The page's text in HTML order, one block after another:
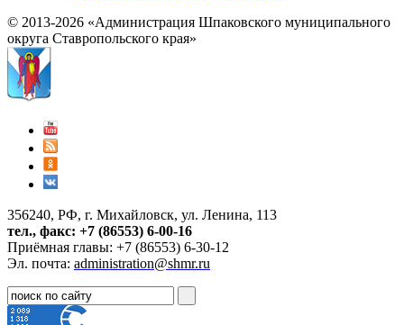
© 2013-2026 «Администрация Шпаковского муниципального
округа Ставропольского края»
356240, РФ, г. Михайловск, ул. Ленина, 113
тел., факс: +7 (86553) 6-00-16
Приёмная главы: +7 (86553) 6-30-12
Эл. почта: administration@shmr.ru